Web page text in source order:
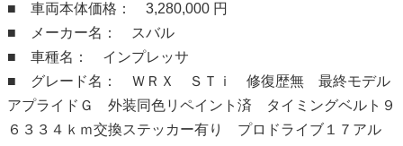
■ 車両本体価格： 3,280,000 円
■ メーカー名： スバル
■ 車種名： インプレッサ
■ グレード名： ＷＲＸ ＳＴｉ 修復歴無 最終モデル
アプライドＧ 外装同色リペイント済 タイミングベルト９
６３３４ｋｍ交換ステッカー有り プロドライブ１７アル